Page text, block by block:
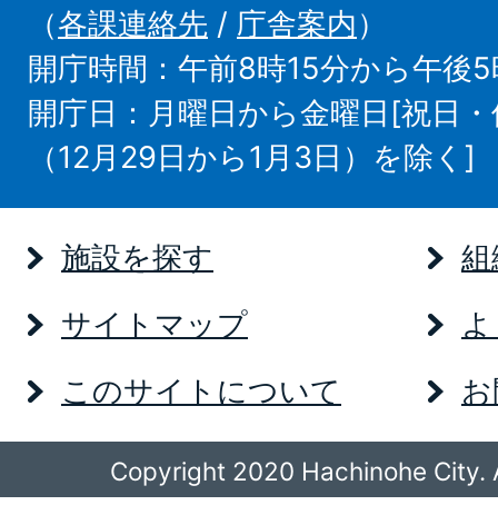
（各課連絡先 / 庁舎案内）
開庁時間：午前8時15分から午後
開庁日：月曜日から金曜日[祝日
（12月29日から1月3日）を除く]
施設を探す
サイトマップ
このサイトについて
Copyright 2020 Hachinohe City.